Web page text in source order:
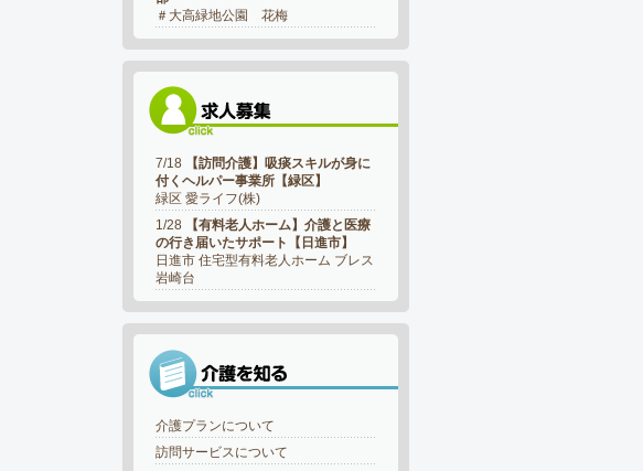
＃大高緑地公園 花梅
7/18
【訪問介護】吸痰スキルが身に
付くヘルパー事業所【緑区】
緑区 愛ライフ(株)
1/28
【有料老人ホーム】介護と医療
の行き届いたサポート【日進市】
日進市 住宅型有料老人ホーム ブレス
岩崎台
介護プランについて
訪問サービスについて